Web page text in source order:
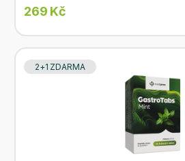
269 Kč
2+1 ZDARMA